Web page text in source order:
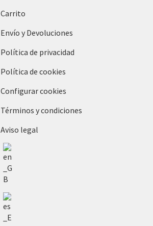
Carrito
Envío y Devoluciones
Política de privacidad
Política de cookies
Configurar cookies
Términos y condiciones
Aviso legal